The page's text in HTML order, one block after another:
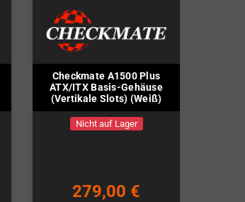
Checkmate A1500 Plus
ATX/ITX Basis-Gehäuse
(Vertikale Slots) (Weiß)
Nicht auf Lager
279,00 €